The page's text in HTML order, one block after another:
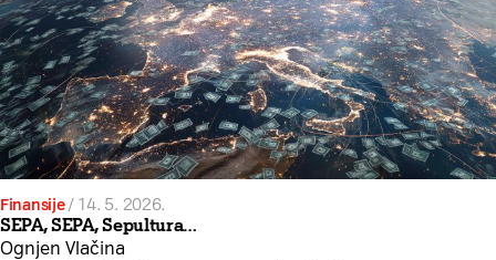
Finansije/ 14. 5. 2026.
SEPA, SEPA, Sepultura…
Ognjen Vlačina